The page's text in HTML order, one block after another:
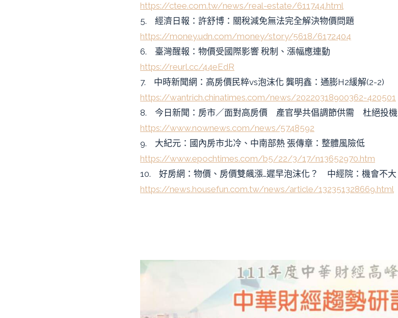
https://ctee.com.tw/news/real-estate/611744.html
5. 經濟日報：許舒博：關稅減免無法完全解決物價問題
https://money.udn.com/money/story/5618/6172404
6. 臺灣醒報：物價受國際影響 稅制、漲幅應連動
https://reurl.cc/44eEdR
7. 中時新聞網：高房價民粹vs泡沫化 龔明鑫：通膨H2緩解(2-2)
https://wantrich.chinatimes.com/news/20220318900362-420501
8. 今日新聞：房市／面對高房價 產官學共倡調節供需 杜絕投機
https://www.nownews.com/news/5748592
9. 大紀元：國內房市北冷、中南部熱 張傳章：整體風險低
https://www.epochtimes.com/b5/22/3/17/n13652970.htm
10. 好房網：物價、房價雙飆漲…遲早泡沫化？ 中經院：機會不大
https://news.housefun.com.tw/news/article/132351328669.html